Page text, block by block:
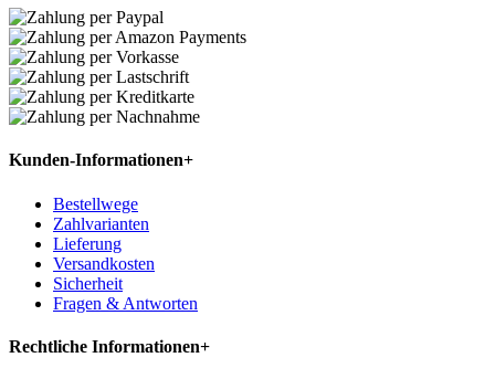
Kunden-Informationen+
Bestellwege
Zahlvarianten
Lieferung
Versandkosten
Sicherheit
Fragen & Antworten
Rechtliche Informationen+